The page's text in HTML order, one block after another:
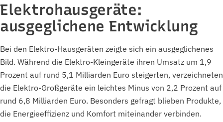
Elektrohausgeräte:
ausgeglichene Entwicklung
Bei den Elektro-Hausgeräten zeigte sich ein ausgeglichenes
Bild. Während die Elektro-Kleingeräte ihren Umsatz um 1,9
Prozent auf rund 5,1 Milliarden Euro steigerten, verzeichneten
die Elektro-Großgeräte ein leichtes Minus von 2,2 Prozent auf
rund 6,8 Milliarden Euro. Besonders gefragt blieben Produkte,
die Energieeffizienz und Komfort miteinander verbinden.